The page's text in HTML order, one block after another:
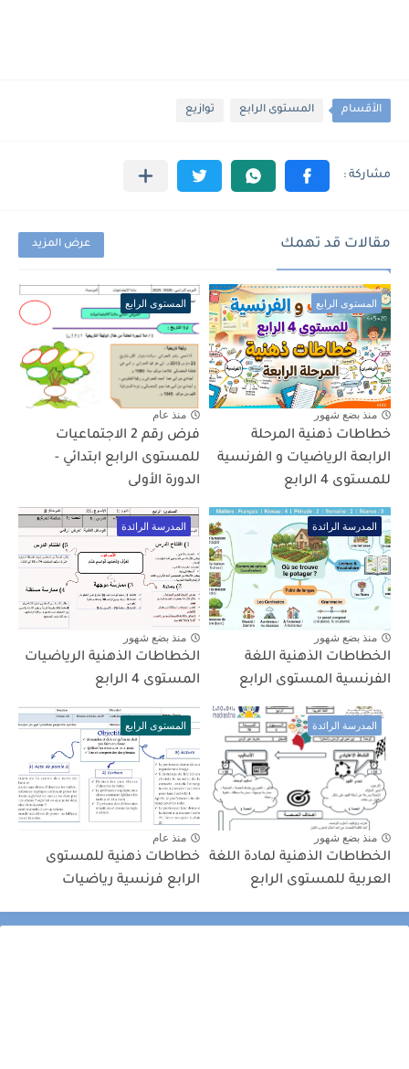
الأقسام المستوى الرابع توازيع
مقالات قد تهمك عرض المزيد
المستوى الرابع
منذ بضع شهور
خطاطات ذهنية المرحلة
الرابعة الرياضيات و الفرنسية
للمستوى 4 الرابع
المستوى الرابع
منذ عام
فرض رقم 2 الاجتماعيات
للمستوى الرابع ابتدائي -
الدورة الأولى
المدرسة الرائدة
منذ بضع شهور
الخطاطات الذهنية اللغة
الفرنسية المستوى الرابع
المدرسة الرائدة
منذ بضع شهور
الخطاطات الذهنية الرياضيات
المستوى 4 الرابع
المدرسة الرائدة
منذ بضع شهور
الخطاطات الذهنية لمادة اللغة
العربية للمستوى الرابع
المستوى الرابع
منذ عام
خطاطات ذهنية للمستوى
الرابع فرنسية رياضيات